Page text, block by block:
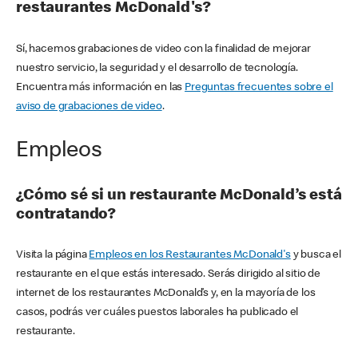
restaurantes McDonald's?
Sí, hacemos grabaciones de video con la finalidad de mejorar
nuestro servicio, la seguridad y el desarrollo de tecnología.
Encuentra más información en las Preguntas frecuentes sobre el
aviso de grabaciones de video.
Empleos
¿Cómo sé si un restaurante McDonald’s está
contratando?
Visita la página Empleos en los Restaurantes McDonald'sy busca el
restaurante en el que estás interesado. Serás dirigido al sitio de
internet de los restaurantes McDonald’s y, en la mayoría de los
casos, podrás ver cuáles puestos laborales ha publicado el
restaurante.